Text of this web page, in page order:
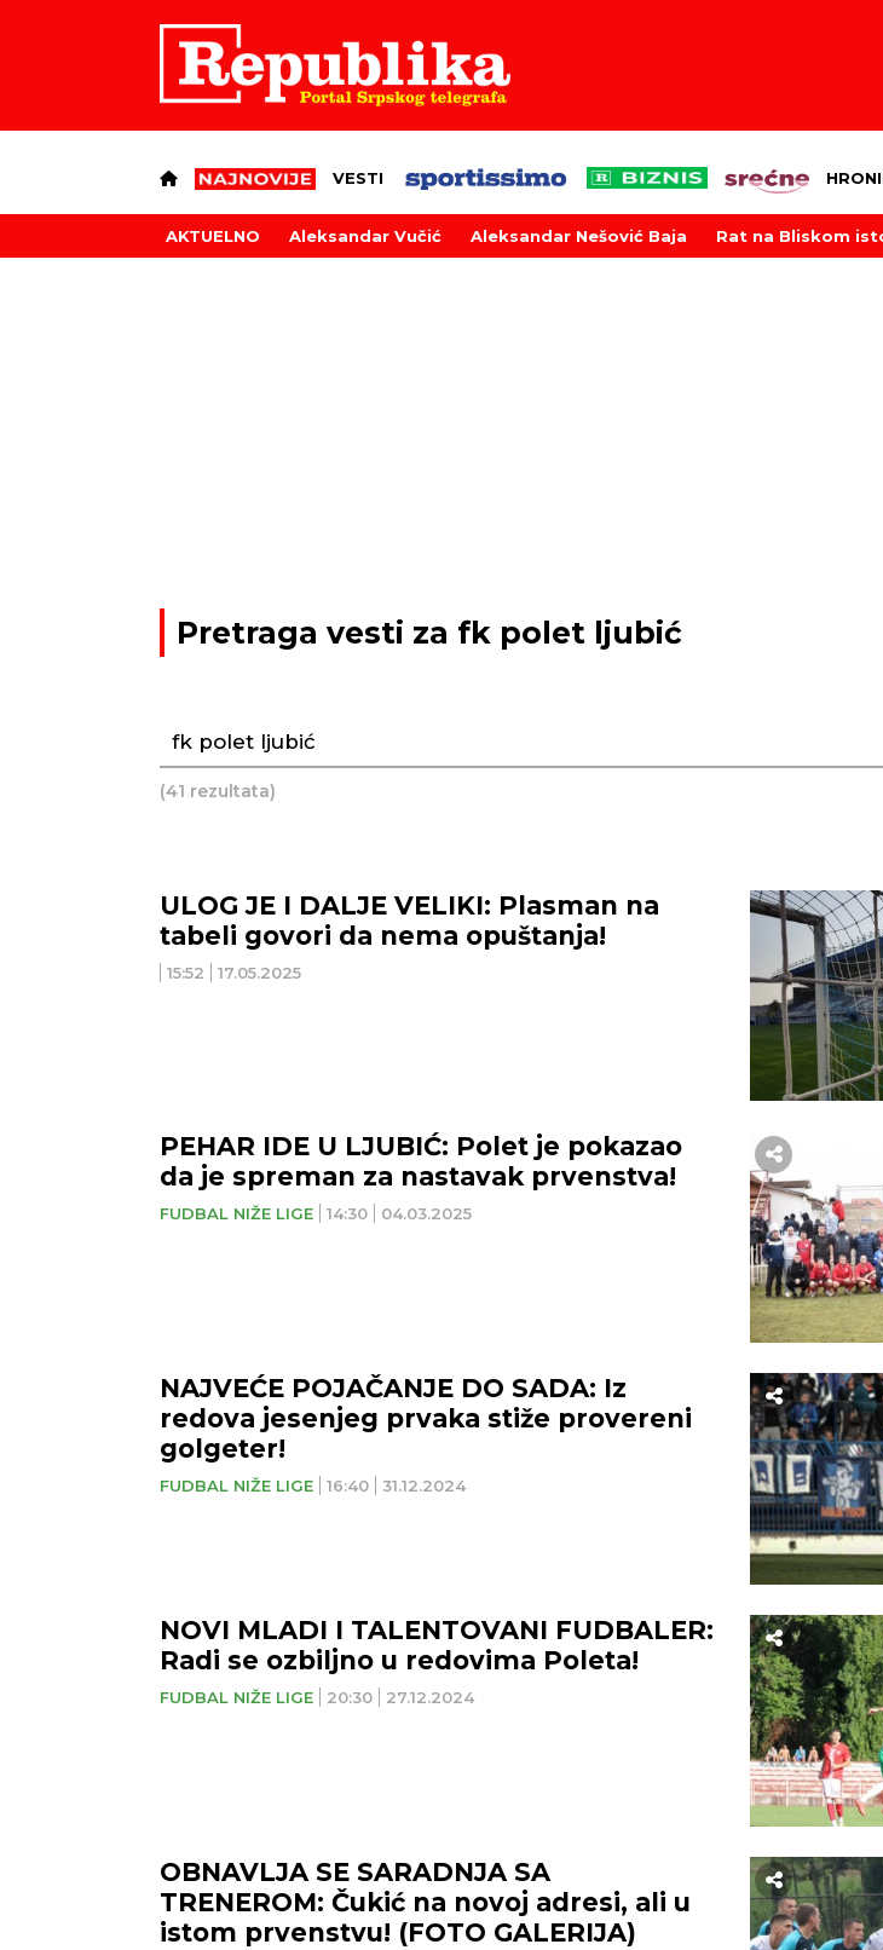
VESTI
AKTUELNO Aleksandar Vučić Aleksandar Nešović Baja Rat na Bliskom
Pretraga vesti za fk polet ljubić
(41 rezultata)
15:52 17.05.2025
ULOG JE I DALJE VELIKI: Plasman na
tabeli govori da nema opuštanja!
FUDBAL NIŽE LIGE 14:30 04.03.2025
PEHAR IDE U LJUBIĆ: Polet je pokazao
da je spreman za nastavak prvenstva!
FUDBAL NIŽE LIGE 16:40 31.12.2024
NAJVEĆE POJAČANJE DO SADA: Iz
redova jesenjeg prvaka stiže provereni
golgeter!
FUDBAL NIŽE LIGE 20:30 27.12.2024
NOVI MLADI I TALENTOVANI FUDBALER:
Radi se ozbiljno u redovima Poleta!
OBNAVLJA SE SARADNJA SA
TRENEROM: Čukić na novoj adresi, ali u
istom prvenstvu! (FOTO GALERIJA)